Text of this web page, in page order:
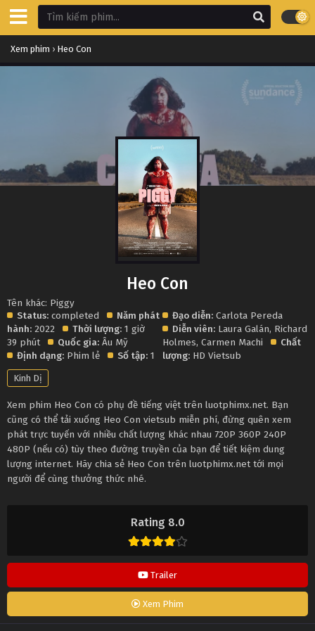
Xem phim › Heo Con
Rating 8.0
Trailer
Xem Phim
Heo Con
Tên khác: Piggy
Status: completed
Năm phát
hành: 2022 Thời lượng: 1 giờ
39 phút
Quốc gia: Âu Mỹ
Định dạng: Phim lẻ Số tập: 1
Đạo diễn: Carlota Pereda
Diễn viên: Laura Galán, Richard
Holmes,Carmen Machi
Chất
lượng: HD Vietsub
Kinh Dị
Xem phim Heo Con có phụ đề tiếng việt trên luotphimx.net. Bạn
cũng có thể tải xuống Heo Con vietsub miễn phí, đừng quên xem
phát trực tuyến với nhiều chất lượng khác nhau 720P 360P 240P
480P (nếu có) tùy theo đường truyền của bạn để tiết kiệm dung
lượng internet. Hãy chia sẻ Heo Con trên luotphimx.net tới mọi
người để cùng thưởng thức nhé.